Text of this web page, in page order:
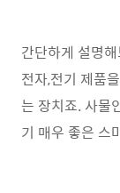
간단하게 설명
전자,전기 제품
는 장치죠. 사물
기 매우 좋은 스